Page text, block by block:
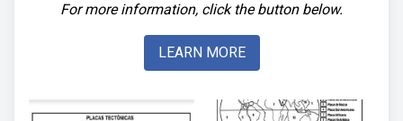
For more information, click the button below.
LEARN MORE